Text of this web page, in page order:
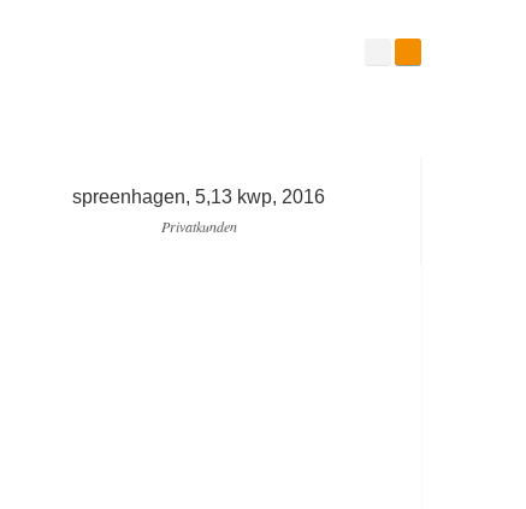
spreenhagen, 5,13 kwp, 2016
Privatkunden